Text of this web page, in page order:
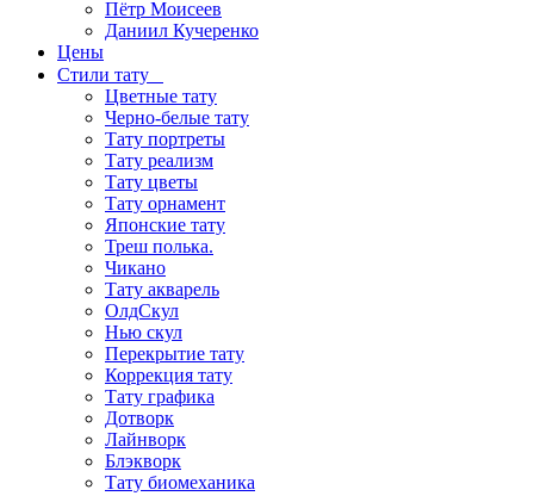
Пётр Моисеев
Даниил Кучеренко
Цены
Стили тату
Цветные тату
Черно-белые тату
Тату портреты
Тату реализм
Тату цветы
Тату орнамент
Японские тату
Треш полька.
Чикано
Тату акварель
ОлдСкул
Нью скул
Перекрытие тату
Коррекция тату
Тату графика
Дотворк
Лайнворк
Блэкворк
Тату биомеханика